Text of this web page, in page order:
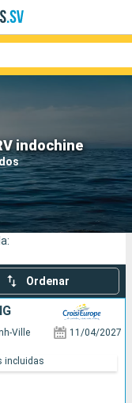
indochine
Compañías
Ordenar
Ville 11/04/2027
incluidas